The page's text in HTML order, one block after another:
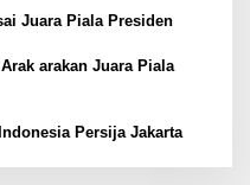
Juara Piala Presiden
arakan Juara Piala
Persija Jakarta